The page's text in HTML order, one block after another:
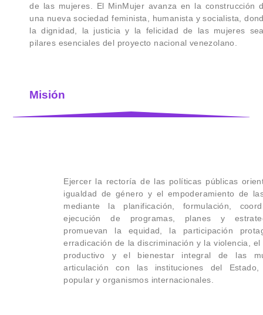
de las mujeres. El MinMujer avanza en la construcción
una nueva sociedad feminista, humanista y socialista,
la dignidad, la justicia y la felicidad de las mujeres
pilares esenciales del proyecto nacional venezolano.
Misión
Ejercer la rectoría de las políticas públicas
igualdad de género y el empoderamiento de
mediante la planificación, formulación,
ejecución de programas, planes y
promuevan la equidad, la participación
erradicación de la discriminación y la violencia,
productivo y el bienestar integral de las
articulación con las instituciones del
popular y organismos internacionales.